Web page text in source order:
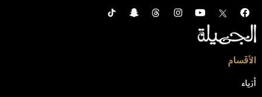
الأقسام
أزياء